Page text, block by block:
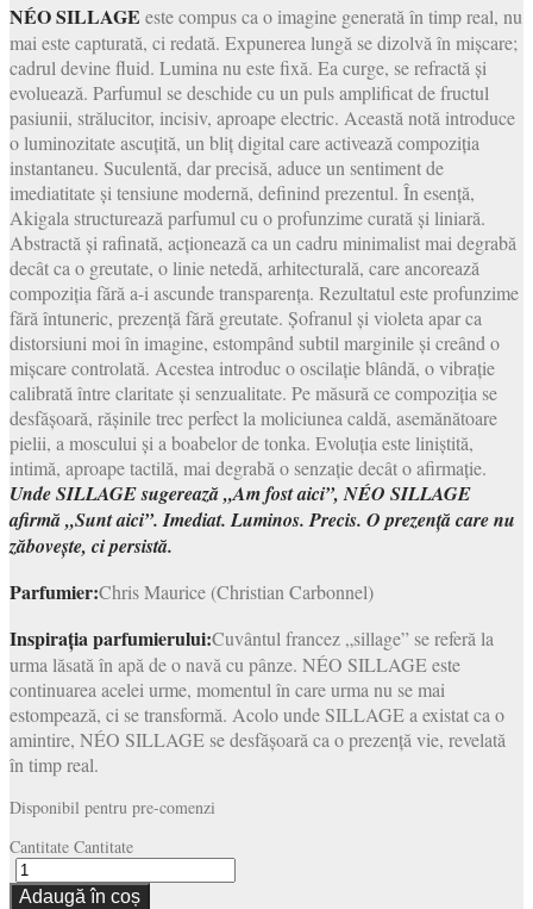
NÉO SILLAGE este compus ca o imagine generată în timp real, nu
mai este capturată, ci redată. Expunerea lungă se dizolvă în mișcare;
cadrul devine fluid. Lumina nu este fixă. Ea curge, se refractă și
evoluează. Parfumul se deschide cu un puls amplificat de fructul
pasiunii, strălucitor, incisiv, aproape electric. Această notă introduce
o luminozitate ascuțită, un bliț digital care activează compoziția
instantaneu. Suculentă, dar precisă, aduce un sentiment de
imediatitate și tensiune modernă, definind prezentul. În esență,
Akigala structurează parfumul cu o profunzime curată și liniară.
Abstractă și rafinată, acționează ca un cadru minimalist mai degrabă
decât ca o greutate, o linie netedă, arhitecturală, care ancorează
compoziția fără a-i ascunde transparența. Rezultatul este profunzime
fără întuneric, prezență fără greutate. Șofranul și violeta apar ca
distorsiuni moi în imagine, estompând subtil marginile și creând o
mișcare controlată. Acestea introduc o oscilație blândă, o vibrație
calibrată între claritate și senzualitate. Pe măsură ce compoziția se
desfășoară, rășinile trec perfect la moliciunea caldă, asemănătoare
pielii, a moscului și a boabelor de tonka. Evoluția este liniștită,
intimă, aproape tactilă, mai degrabă o senzație decât o afirmație.
Unde SILLAGE sugerează „Am fost aici”, NÉO SILLAGE
afirmă „Sunt aici”. Imediat. Luminos. Precis. O prezență care nu
zăbovește, ci persistă.
Parfumier:Chris Maurice (Christian Carbonnel)
Inspirația parfumierului:Cuvântul francez „sillage” se referă la
urma lăsată în apă de o navă cu pânze. NÉO SILLAGE este
continuarea acelei urme, momentul în care urma nu se mai
estompează, ci se transformă. Acolo unde SILLAGE a existat ca o
amintire, NÉO SILLAGE se desfășoară ca o prezență vie, revelată
în timp real.
Disponibil pentru pre-comenzi
Cantitate Cantitate
Adaugă în coș